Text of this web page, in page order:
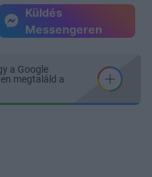
Küldés
Messengeren
a Google
megtaláld a